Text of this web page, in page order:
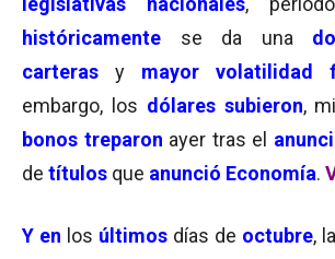
históricamente
se da una
carteras
y mayor volatilidad
embargo, los dólares subieron,
bonos treparon ayer tras el
de títulos que anunció Economía.
Y en los últimos días de octubre,